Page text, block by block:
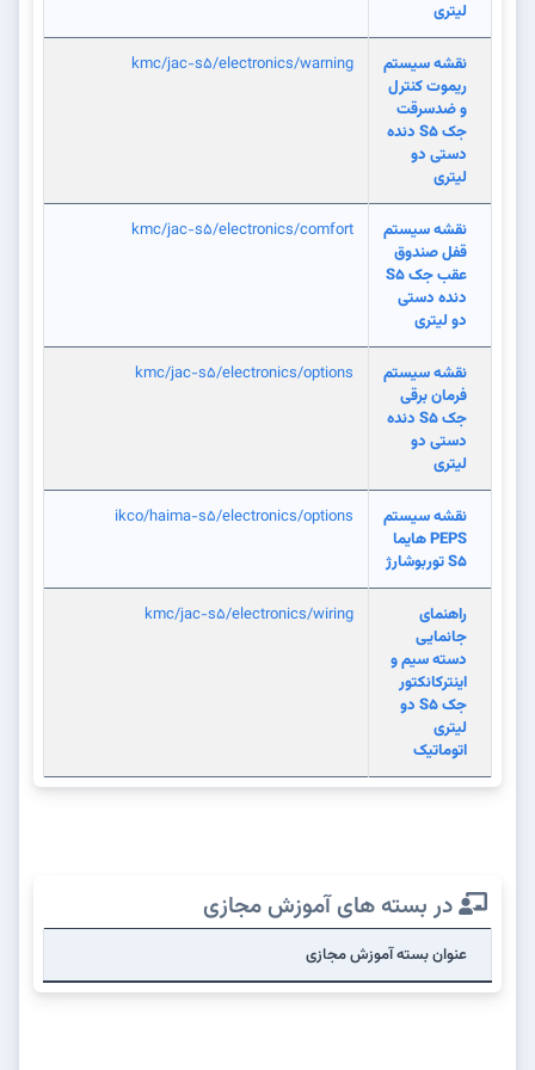
لیتری
نقشه سیستم
ریموت کنترل
و ضدسرقت
جک S5 دنده
دستی دو
لیتری
kmc/jac-s5/electronics/warning
نقشه سیستم
قفل صندوق
عقب جک S5
دنده دستی
دو لیتری
kmc/jac-s5/electronics/comfort
نقشه سیستم
فرمان برقی
جک S5 دنده
دستی دو
لیتری
kmc/jac-s5/electronics/options
نقشه سیستم
PEPS هایما
S5 توربوشارژ
ikco/haima-s5/electronics/options
راهنمای
جانمایی
دسته سیم و
اینترکانکتور
جک S5 دو
لیتری
اتوماتیک
kmc/jac-s5/electronics/wiring
در بسته های آموزش مجازی
عنوان بسته آموزش مجازی